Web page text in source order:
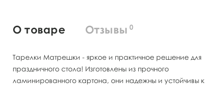
О товаре Отзывы 0
Тарелки Матрешки - яркое и практичное решение для
праздничного стола! Изготовлены из прочного
ламинированного картона, они надежны и устойчивы к